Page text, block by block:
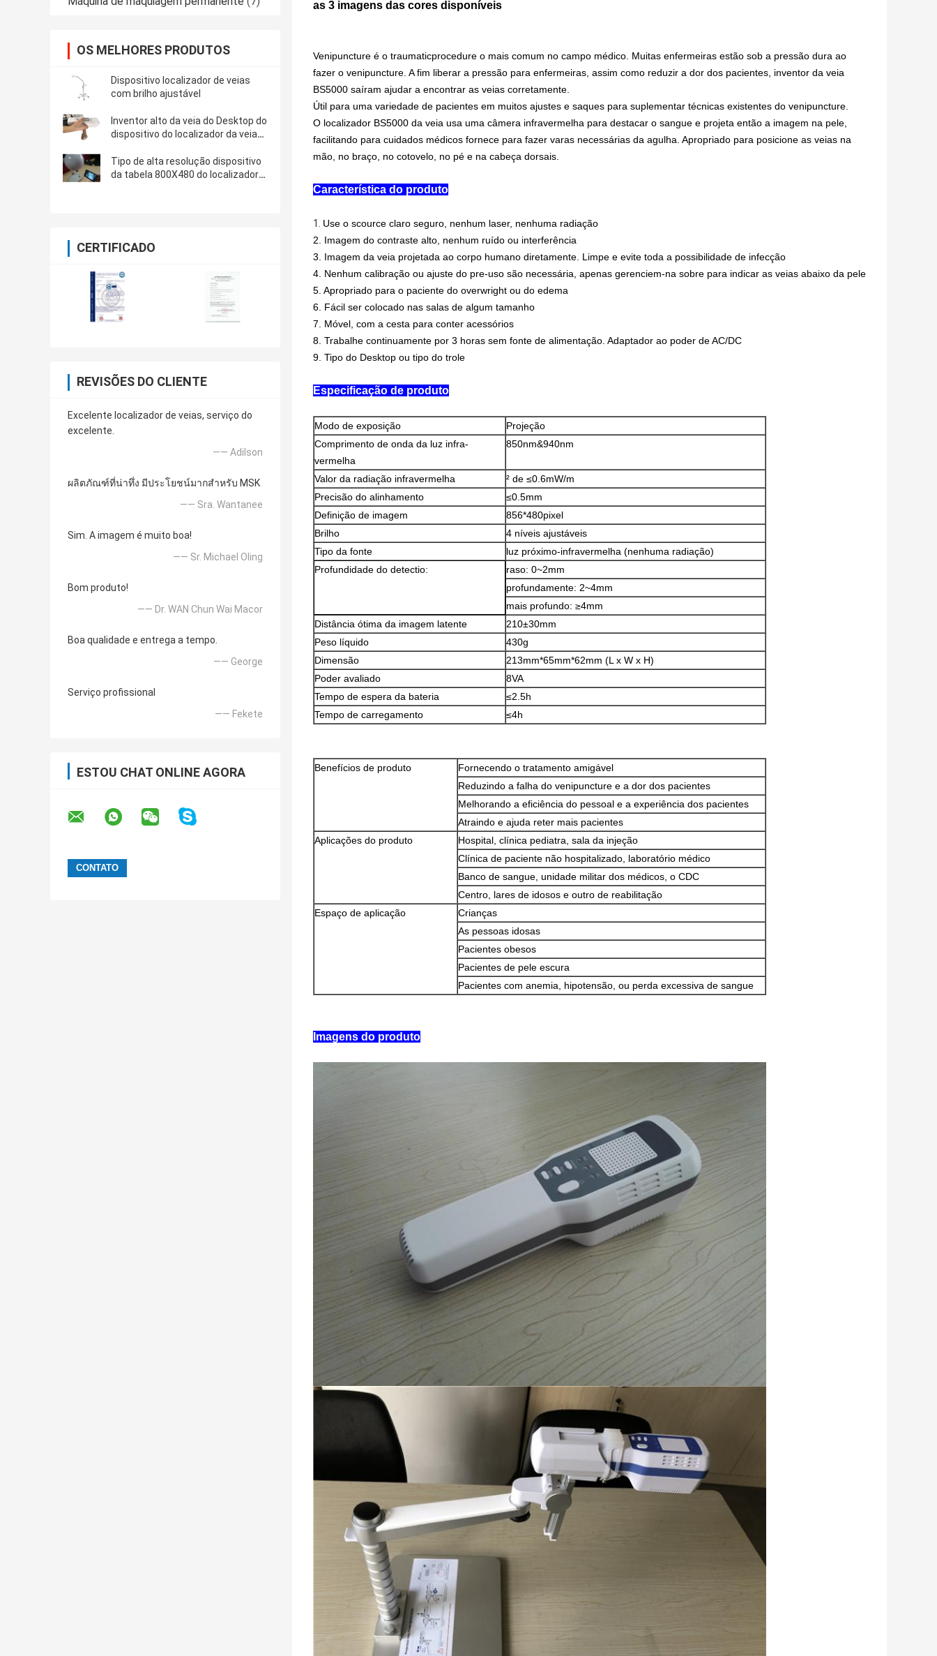
OS MELHORES PRODUTOS
Dispositivo localizador de veias
com brilho ajustável
Inventor alto da veia do Desktop do
dispositivo do localizador da veia
infra-vermelha
Tipo de alta resolução dispositivo
da tabela 800X480 do localizador
CERTIFICADO
REVISÕES DO CLIENTE
Excelente localizador de veias, serviço do
excelente.
—— Adilson
ผลิตภัณฑ์ที่น่าทึ่ง มีประโยชน์มากสำหรับ MSK
—— Sra. Wantanee
Sim. A imagem é muito boa!
—— Sr. Michael Oling
Bom produto!
—— Dr. WAN Chun Wai Macor
Boa qualidade e entrega a tempo.
—— George
Serviço profissional
—— Fekete
ESTOU CHAT ONLINE AGORA
as 3 imagens das cores disponíveis
Venipuncture é o traumaticprocedure o mais comum no campo médico. Muitas enfermeiras estão sob a pressão dura ao
fazer o venipuncture. A fim liberar a pressão para enfermeiras, assim como reduzir a dor dos pacientes, inventor da veia
BS5000 saíram ajudar a encontrar as veias corretamente.
Útil para uma variedade de pacientes em muitos ajustes e saques para suplementar técnicas existentes do venipuncture.
O localizador BS5000 da veia usa uma câmera infravermelha para destacar o sangue e projeta então a imagem na pele,
facilitando para cuidados médicos fornece para fazer varas necessárias da agulha. Apropriado para posicione as veias na
mão, no braço, no cotovelo, no pé e na cabeça dorsais.
Característica do produto
1. Use o scource claro seguro, nenhum laser, nenhuma radiação
2. Imagem do contraste alto, nenhum ruído ou interferência
3. Imagem da veia projetada ao corpo humano diretamente. Limpe e evite toda a possibilidade de infecção
4. Nenhum calibração ou ajuste do pre-uso são necessária, apenas gerenciem-na sobre para indicar as veias abaixo da pele
5. Apropriado para o paciente do overwright ou do edema
6. Fácil ser colocado nas salas de algum tamanho
7. Móvel, com a cesta para conter acessórios
8. Trabalhe continuamente por 3 horas sem fonte de alimentação. Adaptador ao poder de AC/DC
9. Tipo do Desktop ou tipo do trole
Especificação de produto
Modo de exposição
Projeção
Comprimento de onda da luz infra-
vermelha
850nm&940nm
Valor da radiação infravermelha
² de ≤0.6mW/m
Precisão do alinhamento
≤0.5mm
Definição de imagem
856*480pixel
Brilho
4 níveis ajustáveis
Tipo da fonte
luz próximo-infravermelha (nenhuma radiação)
Profundidade do detectio:
raso: 0~2mm
profundamente: 2~4mm
mais profundo: ≥4mm
Distância ótima da imagem latente
210±30mm
Peso líquido
430g
Dimensão
213mm*65mm*62mm (L x W x H)
Poder avaliado
8VA
Tempo de espera da bateria
≤2.5h
Tempo de carregamento
≤4h
Benefícios de produto
Fornecendo o tratamento amigável
Reduzindo a falha do venipuncture e a dor dos pacientes
Melhorando a eficiência do pessoal e a experiência dos pacientes
Atraindo e ajuda reter mais pacientes
Aplicações do produto
Hospital, clínica pediatra, sala da injeção
Clínica de paciente não hospitalizado, laboratório médico
Banco de sangue, unidade militar dos médicos, o CDC
Centro, lares de idosos e outro de reabilitação
Espaço de aplicação
Crianças
As pessoas idosas
Pacientes obesos
Pacientes de pele escura
Pacientes com anemia, hipotensão, ou perda excessiva de sangue
Imagens do produto